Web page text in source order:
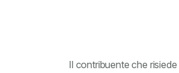
Il contribuente che